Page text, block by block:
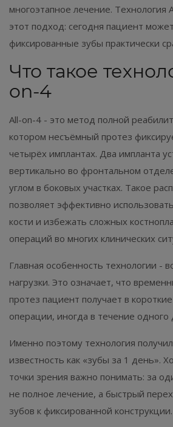
многоэтапное лечение. Технология
этот подход: сегодня пациент
фиксированные зубы практически
Что такое
on-4
All-on-4 - это метод полной
котором несъёмный протез
четырёх имплантах. Два импланта
вертикально во фронтальном
углом в боковых участках. Такое
позволяет эффективно
кости и избежать сложных
операций во многих клинических
Главная особенность технологии -
нагрузки. Это означает, что
протез пациент получает в
операции, иногда в течение одного
Именно поэтому технология
известность как «зубы за 1 день».
точки зрения важно понимать: за
не полное лечение, а быстрый
зубов к фиксированной конструкции.